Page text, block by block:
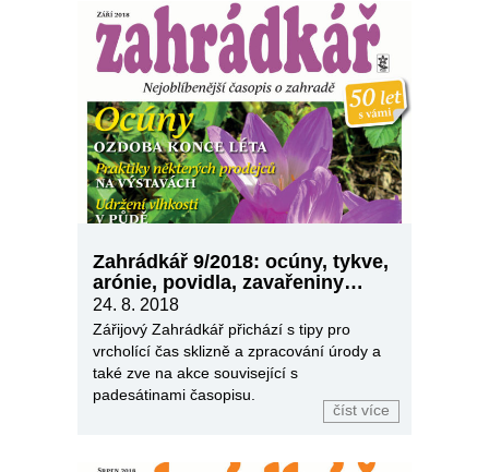
Zahrádkář 9/2018: ocúny, tykve,
arónie, povidla, zavařeniny…
24. 8. 2018
Zářijový Zahrádkář přichází s tipy pro
vrcholící čas sklizně a zpracování úrody a
také zve na akce související s
padesátinami časopisu.
číst více